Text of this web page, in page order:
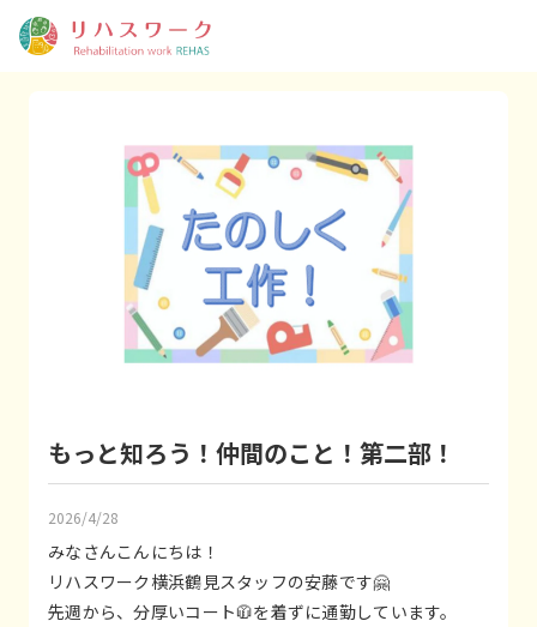
もっと知ろう！仲間のこと！第二部！
2026/4/28
みなさんこんにちは！
リハスワーク横浜鶴見スタッフの安藤です🤗
先週から、分厚いコート🧥を着ずに通勤しています。